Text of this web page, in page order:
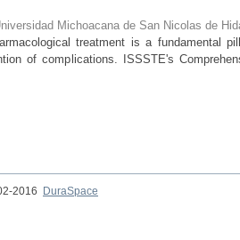
Michoacana de San Nicolas de
treatment is a fundamental
of complications. ISSSTE's
2016
DuraSpace